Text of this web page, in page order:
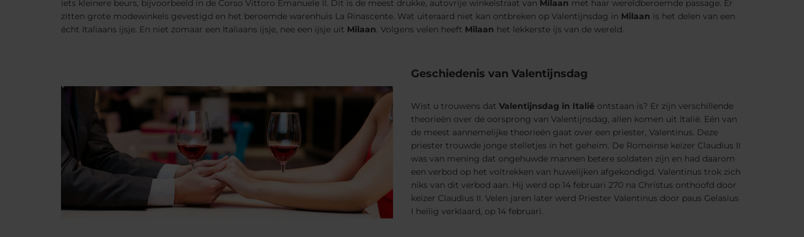
iets kleinere beurs, bijvoorbeeld in de Corso Vittoro Emanuele II. Dit is de meest drukke, autovrije winkelstraat van Milaan met haar wereldberoemde passage. Er
zitten grote modewinkels gevestigd en het beroemde warenhuis La Rinascente. Wat uiteraard niet kan ontbreken op Valentijnsdag in Milaan is het delen van een
écht Italiaans ijsje. En niet zomaar een Italiaans ijsje, nee een ijsje uit Milaan. Volgens velen heeft Milaan het lekkerste ijs van de wereld.
Geschiedenis van Valentijnsdag
Wist u trouwens dat Valentijnsdag in Italië ontstaan is? Er zijn verschillende
theorieën over de oorsprong van Valentijnsdag, allen komen uit Italië. Eén van
de meest aannemelijke theorieën gaat over een priester, Valentinus. Deze
priester trouwde jonge stelletjes in het geheim. De Romeinse keizer Claudius II
was van mening dat ongehuwde mannen betere soldaten zijn en had daarom
een verbod op het voltrekken van huwelijken afgekondigd. Valentinus trok zich
niks van dit verbod aan. Hij werd op 14 februari 270 na Christus onthoofd door
keizer Claudius II. Velen jaren later werd Priester Valentinus door paus Gelasius
I heilig verklaard, op 14 februari.